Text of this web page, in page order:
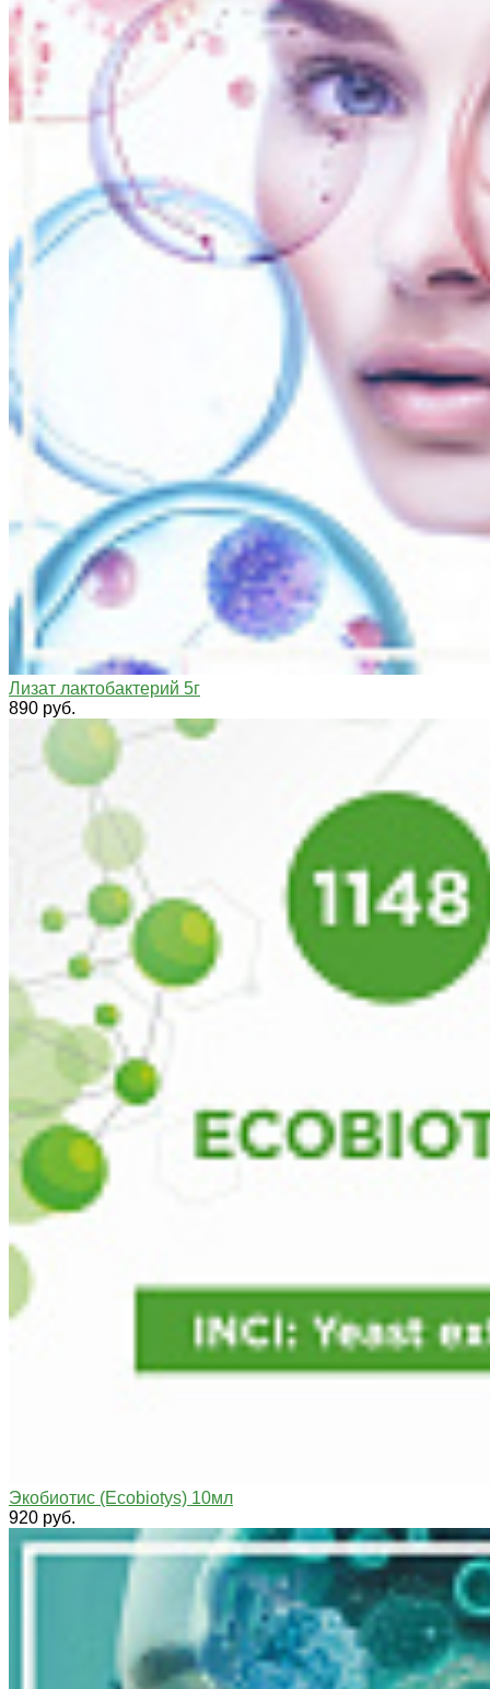
Лизат лактобактерий 5г
890 руб.
Экобиотис (Ecobiotys) 10мл
920 руб.